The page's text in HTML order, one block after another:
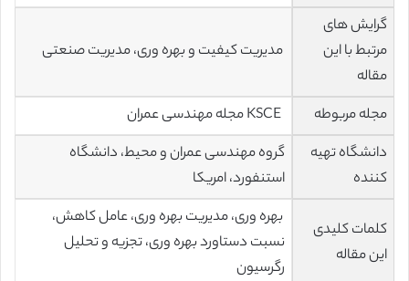
گرایش های
مرتبط با این
مقاله
مدیریت کیفیت و بهره وری، مدیریت صنعتی
مجله مربوطه
دانشگاه تهیه
کننده
گروه مهندسی عمران و محیط، دانشگاه
استنفورد، امریکا
کلمات کلیدی
این مقاله
بهره وری، مدیریت بهره وری، عامل کاهش،
نسبت دستاورد بهره وری، تجزیه و تحلیل
رگرسیون